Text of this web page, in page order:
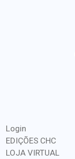
Login
EDIÇÕES CHC
LOJA VIRTUAL